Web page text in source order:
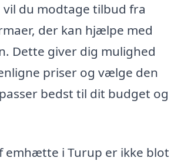
vil du modtage tilbud fra
der kan hjælpe med
Dette giver dig mulighed
priser og vælge den
bedst til dit budget og
emhætte i Turup er ikke blot